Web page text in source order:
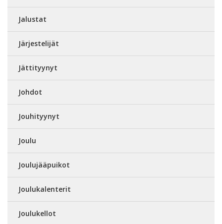
Jalustat
Järjestelijät
Jättityynyt
Johdot
Jouhityynyt
Joulu
Joulujääpuikot
Joulukalenterit
Joulukellot